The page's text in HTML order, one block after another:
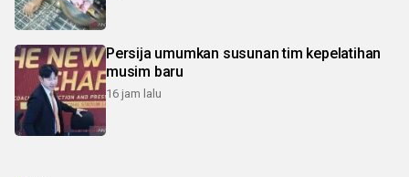
Persija umumkan susunan tim kepelatihan
musim baru
16 jam lalu